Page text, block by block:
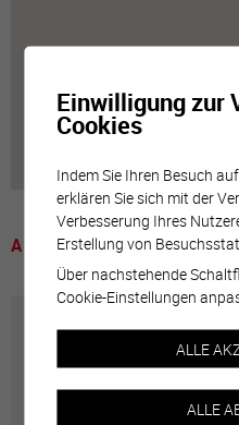
A voir
Annuaire communal
Adresses utiles en ville
Einwilligung zur
Cookies
Indem Sie Ihren Besuch
erklären Sie sich mit der
Verbesserung Ihres
Erstellung von
Über nachstehende
Cookie-Einstellungen
ALLE
ALLE